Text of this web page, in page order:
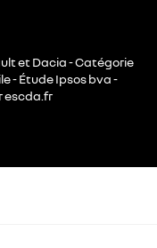
et Dacia - Catégorie
- Étude Ipsos bva -
escda.fr